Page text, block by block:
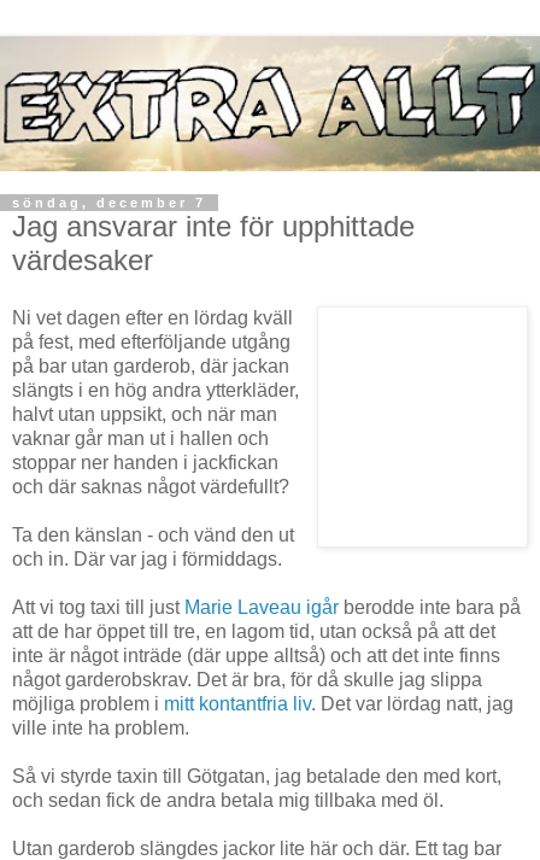
söndag, december 7
Jag ansvarar inte för upphittade
värdesaker
Ni vet dagen efter en lördag kväll
på fest, med efterföljande utgång
på bar utan garderob, där jackan
slängts i en hög andra ytterkläder,
halvt utan uppsikt, och när man
vaknar går man ut i hallen och
stoppar ner handen i jackfickan
och där saknas något värdefullt?
Ta den känslan - och vänd den ut
och in. Där var jag i förmiddags.
Att vi tog taxi till just Marie Laveau igår berodde inte bara på
att de har öppet till tre, en lagom tid, utan också på att det
inte är något inträde (där uppe alltså) och att det inte finns
något garderobskrav. Det är bra, för då skulle jag slippa
möjliga problem i mitt kontantfria liv. Det var lördag natt, jag
ville inte ha problem.
Så vi styrde taxin till Götgatan, jag betalade den med kort,
och sedan fick de andra betala mig tillbaka med öl.
Utan garderob slängdes jackor lite här och där. Ett tag bar